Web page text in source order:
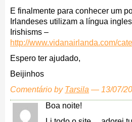
E finalmente para conhecer um
Irlandeses utilizam a língua
Irishisms –
http://www.vidanairlanda.com/
Espero ter ajudado,
Beijinhos
Comentário by Tarsila — 13/07/
Boa noite!